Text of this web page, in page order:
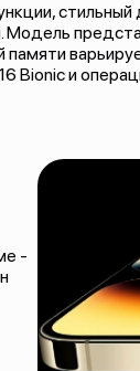
стильный
Модель
Bionic и
-